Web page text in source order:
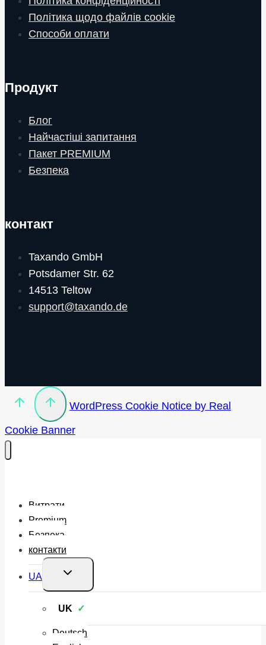
Політика щодо файлів cookie
Способи оплати
Продукт
Блог
Найчастіші запитання
Пакет PREMIUM
Безпека
контакт
Taxando GmbH
Potsdamer Str. 62
14513 Teltow
support@taxando.de
WordPress Cookie Notice by Real
Cookie Banner
Витрати
Premium
Безпека
контакти
UA
Перемкнути
нащадка
UK
Deutsch